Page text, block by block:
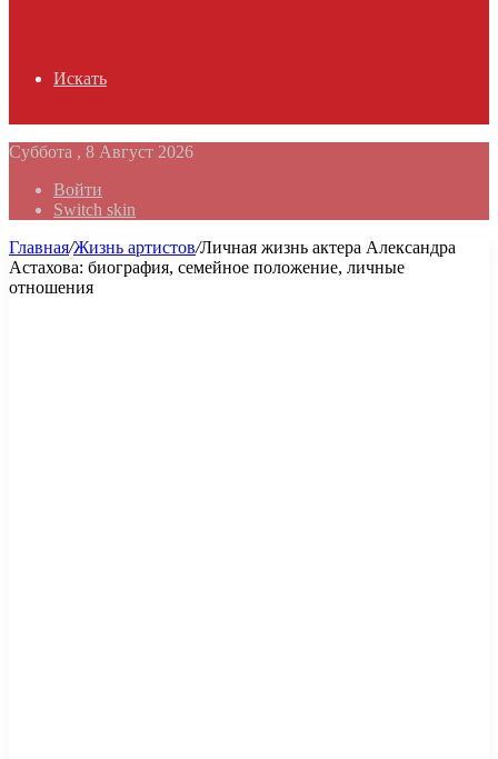
Искать
Суббота , 8 Август 2026
Войти
Switch skin
Главная/Жизнь артистов/Личная жизнь актера Александра
Астахова: биография, семейное положение, личные
отношения